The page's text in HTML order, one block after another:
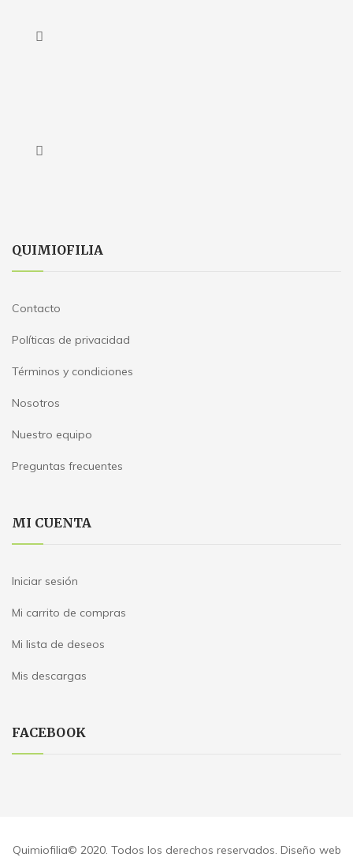
QUIMIOFILIA
Contacto
Políticas de privacidad
Términos y condiciones
Nosotros
Nuestro equipo
Preguntas frecuentes
MI CUENTA
Iniciar sesión
Mi carrito de compras
Mi lista de deseos
Mis descargas
FACEBOOK
Quimiofilia© 2020. Todos los derechos reservados. Diseño web